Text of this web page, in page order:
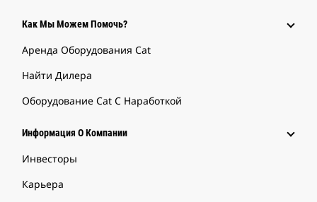
Как Мы Можем Помочь?
Аренда Оборудования Cat
Найти Дилера
Оборудование Cat С Наработкой
Информация О Компании
Инвесторы
Карьера